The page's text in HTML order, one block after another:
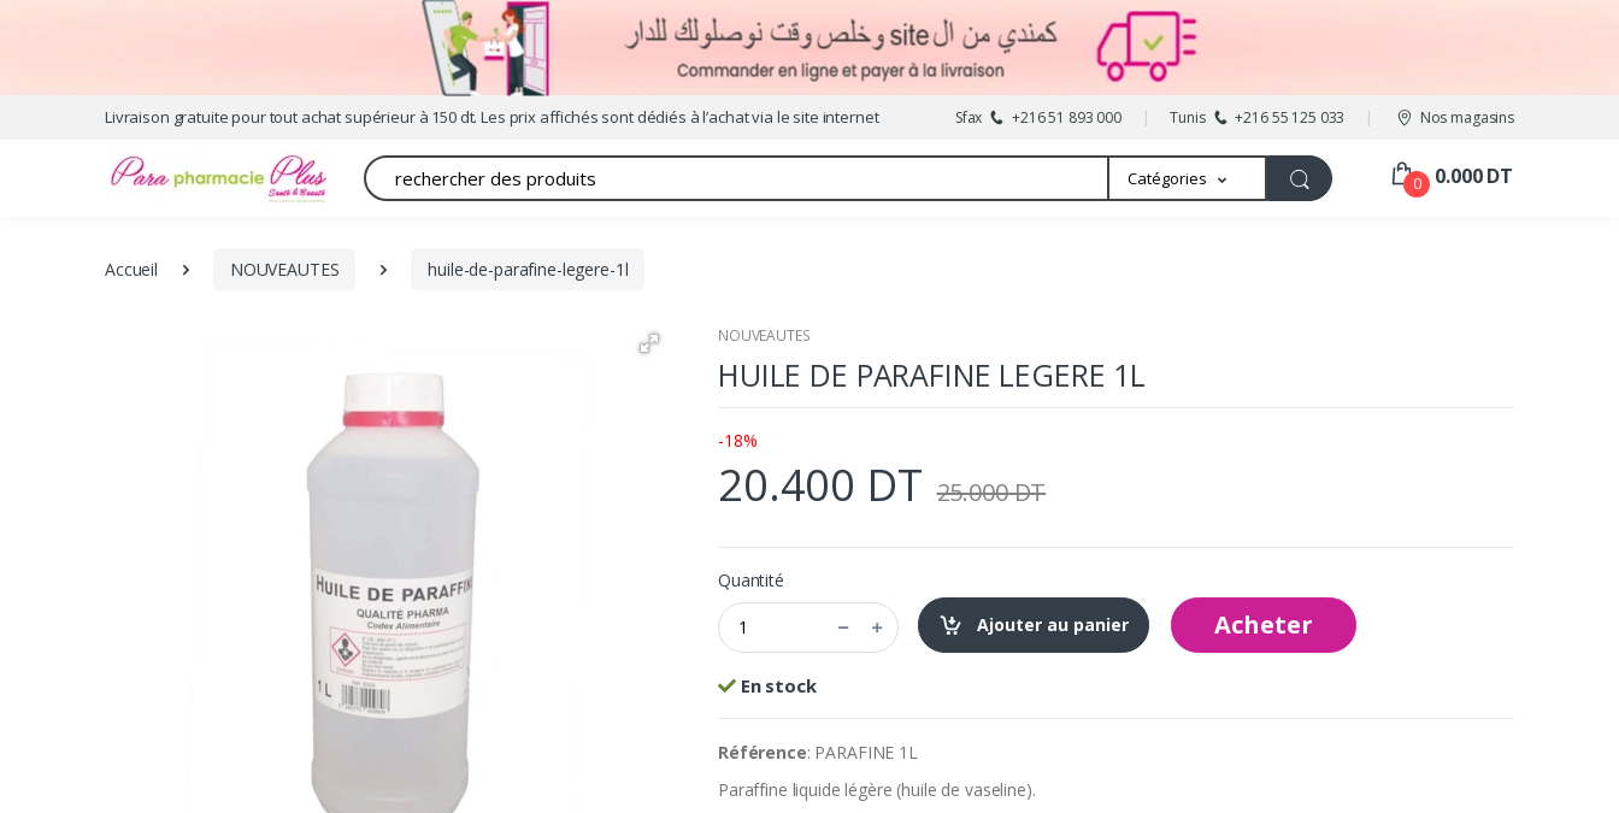
Livraison gratuite pour tout achat supérieur à 150 dt. Les prix affichés sont dédiés à l’achat via le site internet Sfax +216 51 893 000 Tunis +216 55 125 033 Nos magasins
Recherche Catégories 0 0.000 DT
Accueil NOUVEAUTES huile-de-parafine-legere-1l
NOUVEAUTES
HUILE DE PARAFINE LEGERE 1L
-18%
20.400 DT 25.000 DT
Quantité
Ajouter au panier
Acheter
En stock
Référence: PARAFINE 1L
Paraffine liquide légère (huile de vaseline).